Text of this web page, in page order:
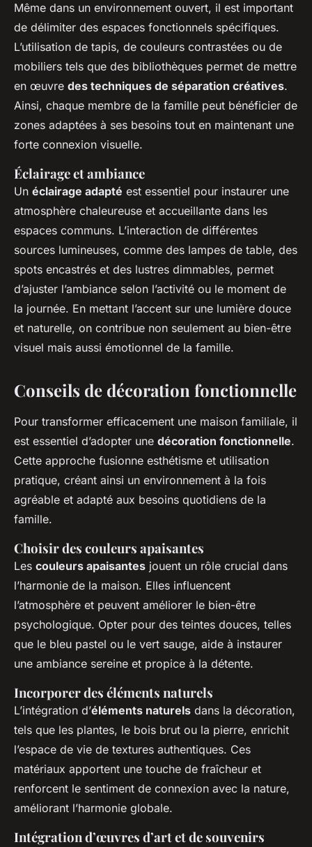
Même dans un environnement ouvert, il est important
de délimiter des espaces fonctionnels spécifiques.
L’utilisation de tapis, de couleurs contrastées ou de
mobiliers tels que des bibliothèques permet de mettre
en œuvre des techniques de séparation créatives.
Ainsi, chaque membre de la famille peut bénéficier de
zones adaptées à ses besoins tout en maintenant une
forte connexion visuelle.
Éclairage et ambiance
Un éclairage adapté est essentiel pour instaurer une
atmosphère chaleureuse et accueillante dans les
espaces communs. L’interaction de différentes
sources lumineuses, comme des lampes de table, des
spots encastrés et des lustres dimmables, permet
d’ajuster l’ambiance selon l’activité ou le moment de
la journée. En mettant l’accent sur une lumière douce
et naturelle, on contribue non seulement au bien-être
visuel mais aussi émotionnel de la famille.
Conseils de décoration fonctionnelle
Pour transformer efficacement une maison familiale, il
est essentiel d’adopter une décoration fonctionnelle.
Cette approche fusionne esthétisme et utilisation
pratique, créant ainsi un environnement à la fois
agréable et adapté aux besoins quotidiens de la
famille.
Choisir des couleurs apaisantes
Les couleurs apaisantes jouent un rôle crucial dans
l’harmonie de la maison. Elles influencent
l’atmosphère et peuvent améliorer le bien-être
psychologique. Opter pour des teintes douces, telles
que le bleu pastel ou le vert sauge, aide à instaurer
une ambiance sereine et propice à la détente.
Incorporer des éléments naturels
L’intégration d’éléments naturels dans la décoration,
tels que les plantes, le bois brut ou la pierre, enrichit
l’espace de vie de textures authentiques. Ces
matériaux apportent une touche de fraîcheur et
renforcent le sentiment de connexion avec la nature,
améliorant l’harmonie globale.
Intégration d’œuvres d’art et de souvenirs